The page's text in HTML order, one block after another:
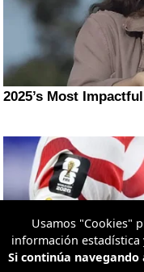
Usamos "Cookies"
información
Si continúa navegando